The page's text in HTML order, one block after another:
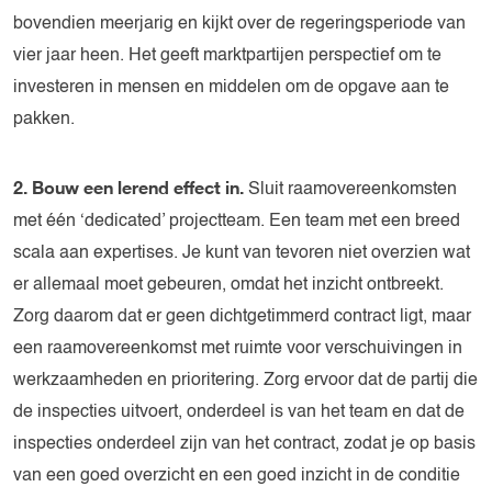
bovendien meerjarig en kijkt over de regeringsperiode van
vier jaar heen. Het geeft marktpartijen perspectief om te
investeren in mensen en middelen om de opgave aan te
pakken.
2. Bouw een lerend effect in. Sluit raamovereenkomsten
met één ‘dedicated’ projectteam. Een team met een breed
scala aan expertises. Je kunt van tevoren niet overzien wat
er allemaal moet gebeuren, omdat het inzicht ontbreekt.
Zorg daarom dat er geen dichtgetimmerd contract ligt, maar
een raamovereenkomst met ruimte voor verschuivingen in
werkzaamheden en prioritering. Zorg ervoor dat de partij die
de inspecties uitvoert, onderdeel is van het team en dat de
inspecties onderdeel zijn van het contract, zodat je op basis
van een goed overzicht en een goed inzicht in de conditie